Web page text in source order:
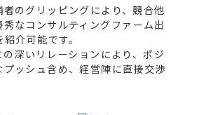
のグリッピングにより、競合他
なコンサルティングファーム出
介可能です。
深いリレーションにより、ポジ
ッシュ含め、経営陣に直接交渉